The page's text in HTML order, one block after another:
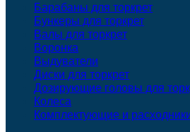
Барабаны для торкрет
Бункеры для торкрет
Валы для торкрет
Воронка
Выдуватели
Диски для торкрет
Дозирующие головы для
Колеса
Комплектующие и